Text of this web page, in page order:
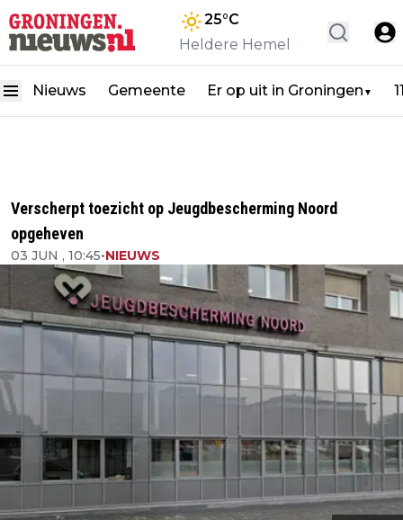
25°C
Heldere Hemel
Nieuws Gemeente Er op uit in Groningen ▼
Verscherpt toezicht op Jeugdbescherming Noord
opgeheven
03 JUN , 10:45•NIEUWS